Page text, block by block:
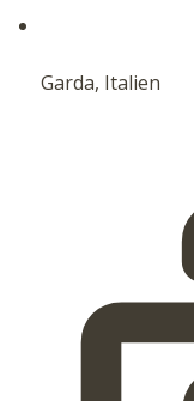
Garda, Italien